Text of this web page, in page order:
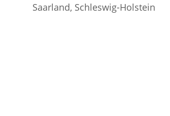
Saarland, Schleswig-Holstein